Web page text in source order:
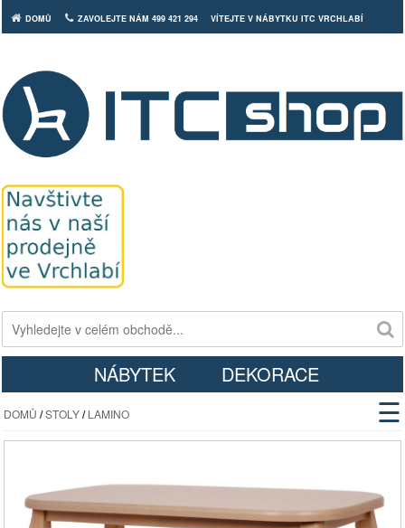
DOMŮ ZAVOLEJTE NÁM 499 421 294 VÍTEJTE V NÁBYTKU ITC VRCHLABÍ
NÁBYTEK DEKORACE
DOMŮ /STOLY/ LAMINO ☰